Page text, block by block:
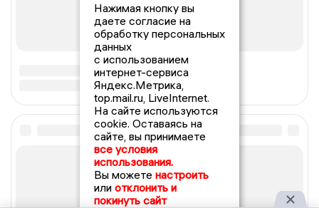
Нажимая кнопку вы
даете согласие на
обработку персональных
данных
с использованием
интернет-сервиса
Яндекс.Метрика,
top.mail.ru, LiveInternet.
На сайте используются
cookie. Оставаясь на
сайте, вы принимаете
все условия
использования.
Вы можете настроить
или отклонить и
покинуть сайт